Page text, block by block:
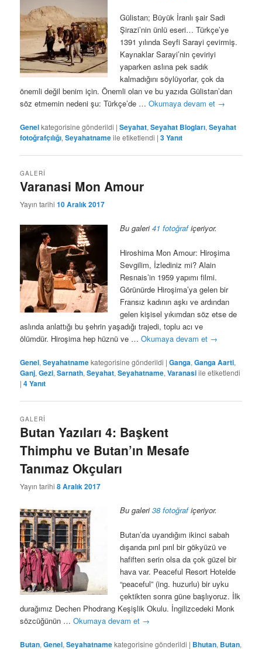
Gülistan; Büyük İranlı şair Sadi
Şirazi’nin ünlü eseri… Türkçe’ye
1391 yılında Seyfi Sarayi çevirmiş.
Kaynaklar Sarayi’nin çeviriyi
yaparken aslına pek sadık
kalmadığını söylüyorlar, çok da
önemli değil benim için. Önemli olan ve bu yazıda Gülistan’dan
söz etmemin nedeni şu: Türkçe’de …Okumaya devam et →
Genelkategorisine gönderildi |Seyahat,Seyahat Blogları,Seyahat
fotoğrafçılığı,Seyahatnameile etiketlendi |3Yanıt
Varanasi Mon Amour
GALERI
Yayın tarihi10 Aralık 2017
Bu galeri41 fotoğrafiçeriyor.
Hiroshima Mon Amour: Hiroşima
Sevgilim, İzlediniz mi? Alain
Resnais’in 1959 yapımı filmi.
Görünürde Hiroşima’ya gelen bir
Fransız kadının aşkı ve ardından
gelen kişisel yıkımdan söz etse de
aslında anlattığı bu şehrin yaşadığı trajedi, toplu acı ve
ölümdür. Hiroşima hep hüznü ve …Okumaya devam et →
Genel,Seyahatnamekategorisine gönderildi |Ganga,Ganga Aarti,
Ganj,Gezi,Sarnath,Seyahat,Seyahatname,Varanasiile etiketlendi
|4Yanıt
Butan Yazıları 4: Başkent
Thimphu ve Butan’ın Mesafe
Tanımaz Okçuları
GALERI
Yayın tarihi8 Aralık 2017
Bu galeri38 fotoğrafiçeriyor.
Butan’da uyandığım ikinci sabah
dışarıda pırıl pırıl bir gökyüzü ve
hafiften serin olsa da çok güzel bir
hava var. Peaceful Resort Hotelde
“peaceful” (ing. huzurlu) bir uyku
çektikten sonra güne başlıyoruz. İlk
durağımız Dechen Phodrang Keşişlik Okulu. İngilizcedeki Monk
sözcüğünün …Okumaya devam et →
Butan,Genel,Seyahatnamekategorisine gönderildi | Bhutan, Butan,